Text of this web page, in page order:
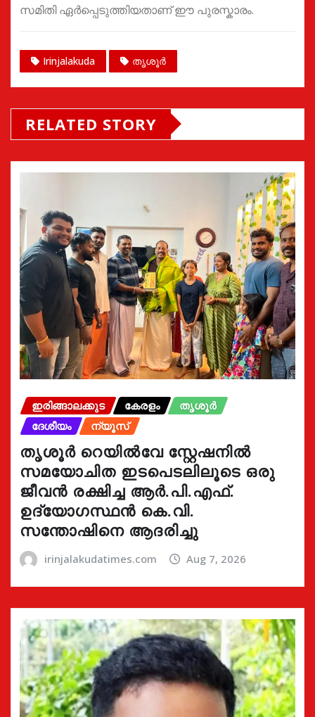
സമിതി ഏർപ്പെടുത്തിയതാണ് ഈ പുരസ്കാരം.
Irinjalakuda തൃശൂർ
RELATED STORY
ഇരിങ്ങാലക്കുട കേരളം
തൃശൂർ
ദേശീയം
ന്യൂസ്
തൃശൂർ റെയിൽവേ സ്റ്റേഷനിൽ
സമയോചിത ഇടപെടലിലൂടെ ഒരു
ജീവൻ രക്ഷിച്ച ആർ.പി.എഫ്.
ഉദ്യോഗസ്ഥൻ കെ.വി.
സന്തോഷിനെ ആദരിച്ചു
irinjalakudatimes.com Aug 7, 2026